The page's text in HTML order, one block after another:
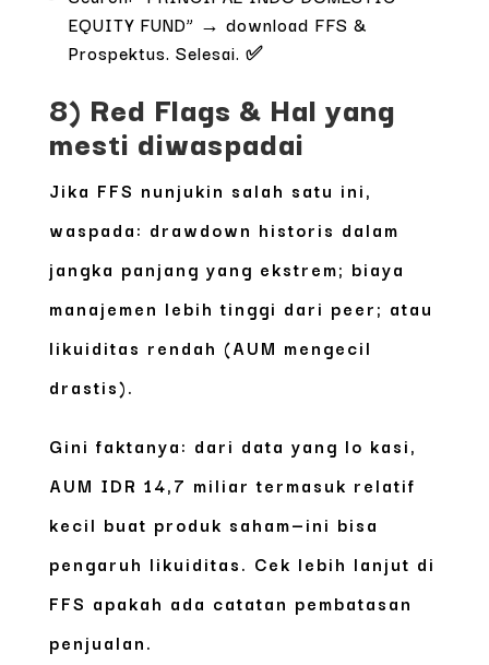
EQUITY FUND” → download FFS &
Prospektus. Selesai. ✅
8) Red Flags & Hal yang
mesti diwaspadai
Jika FFS nunjukin salah satu ini,
waspada: drawdown historis dalam
jangka panjang yang ekstrem; biaya
manajemen lebih tinggi dari peer; atau
likuiditas rendah (AUM mengecil
drastis).
Gini faktanya: dari data yang lo kasi,
AUM IDR 14,7 miliar termasuk relatif
kecil buat produk saham—ini bisa
pengaruh likuiditas. Cek lebih lanjut di
FFS apakah ada catatan pembatasan
penjualan.